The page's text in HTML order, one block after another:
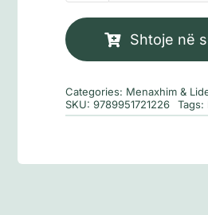
Shtoje në
Categories: Menaxhim &
SKU:9789951721226 Tags: